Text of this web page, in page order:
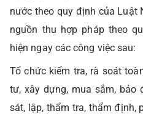
nước theo quy định của Luật
nguồn thu hợp pháp theo
hiện ngay các công việc sau:
Tổ chức kiểm tra, rà soát
tư, xây dựng, mua sắm, bảo
sát, lập, thẩm tra, thẩm định,